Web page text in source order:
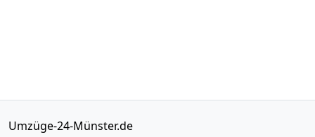
Umzüge-24-Münster.de